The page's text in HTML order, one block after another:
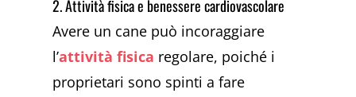
2. Attività fisica e benessere cardiovascolare
Avere un cane può incoraggiare
l’attività fisica regolare, poiché i
proprietari sono spinti a fare